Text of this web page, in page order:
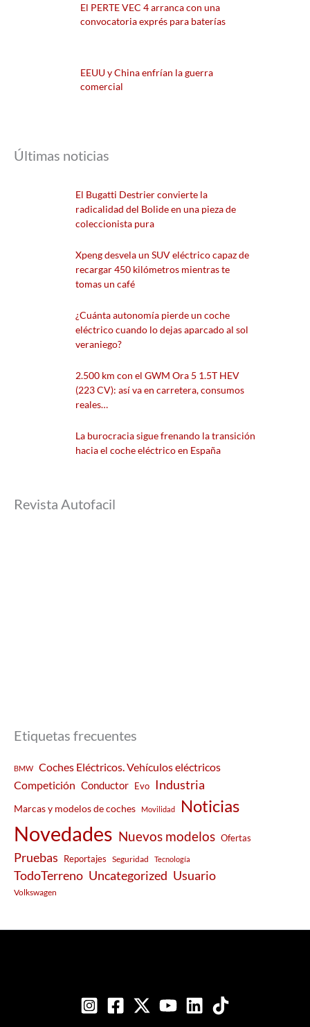
El PERTE VEC 4 arranca con una
convocatoria exprés para baterías
EEUU y China enfrían la guerra
comercial
Últimas noticias
El Bugatti Destrier convierte la
radicalidad del Bolide en una pieza de
coleccionista pura
Xpeng desvela un SUV eléctrico capaz de
recargar 450 kilómetros mientras te
tomas un café
¿Cuánta autonomía pierde un coche
eléctrico cuando lo dejas aparcado al sol
veraniego?
2.500 km con el GWM Ora 5 1.5T HEV
(223 CV): así va en carretera, consumos
reales…
La burocracia sigue frenando la transición
hacia el coche eléctrico en España
Revista Autofacil
Etiquetas frecuentes
BMW
Coches Eléctricos. Vehículos eléctricos
Competición Conductor Evo Industria
Marcas y modelos de coches Movilidad Noticias
Novedades Nuevos modelos Ofertas
Pruebas Reportajes Seguridad Tecnología
TodoTerreno Uncategorized Usuario
Volkswagen